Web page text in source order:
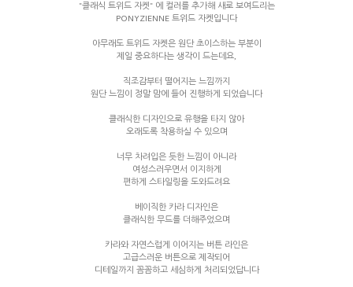
"클래식 트위드 자켓" 에 컬러를 추가해 새로 보여드리는
PONYZIENNE 트위드 자켓입니다
아무래도 트위드 자켓은 원단 초이스하는 부분이
제일 중요하다는 생각이 드는데요,
직조감부터 떨어지는 느낌까지
원단 느낌이 정말 맘에 들어 진행하게 되었습니다
클래식한 디자인으로 유행을 타지 않아
오래도록 착용하실 수 있으며
너무 차려입은 듯한 느낌이 아니라
여성스러우면서 이지하게
편하게 스타일링을 도와드려요
베이직한 카라 디자인은
클래식한 무드를 더해주었으며
카라와 자연스럽게 이어지는 버튼 라인은
고급스러운 버튼으로 제작되어
디테일까지 꼼꼼하고 세심하게 처리되었답니다